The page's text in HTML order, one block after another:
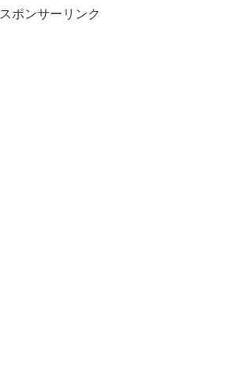
要性を強く訴えかけ...
スポンサーリンク